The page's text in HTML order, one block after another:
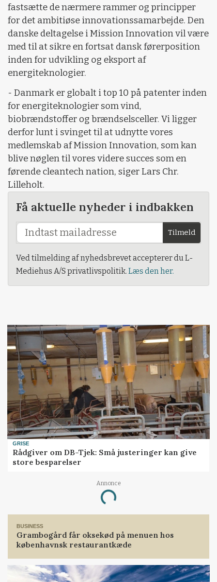
fastsætte de nærmere rammer og principper
for det ambitiøse innovationssamarbejde. Den
danske deltagelse i Mission Innovation vil være
med til at sikre en fortsat dansk førerposition
inden for udvikling og eksport af
energiteknologier.
- Danmark er globalt i top 10 på patenter inden
for energiteknologier som vind,
biobrændstoffer og brændselsceller. Vi ligger
derfor lunt i svinget til at udnytte vores
medlemskab af Mission Innovation, som kan
blive nøglen til vores videre succes som en
førende cleantech nation, siger Lars Chr.
Lilleholt.
Få aktuelle nyheder i indbakken
Tilmeld
Ved tilmelding af nyhedsbrevet accepterer du L-
Mediehus A/S privatlivspolitik. Læs den her.
GRISE
Rådgiver om DB-Tjek: Små justeringer kan give
store besparelser
Annonce
Loading...
BUSINESS
Grambogård får oksekød på menuen hos
københavnsk restaurantkæde